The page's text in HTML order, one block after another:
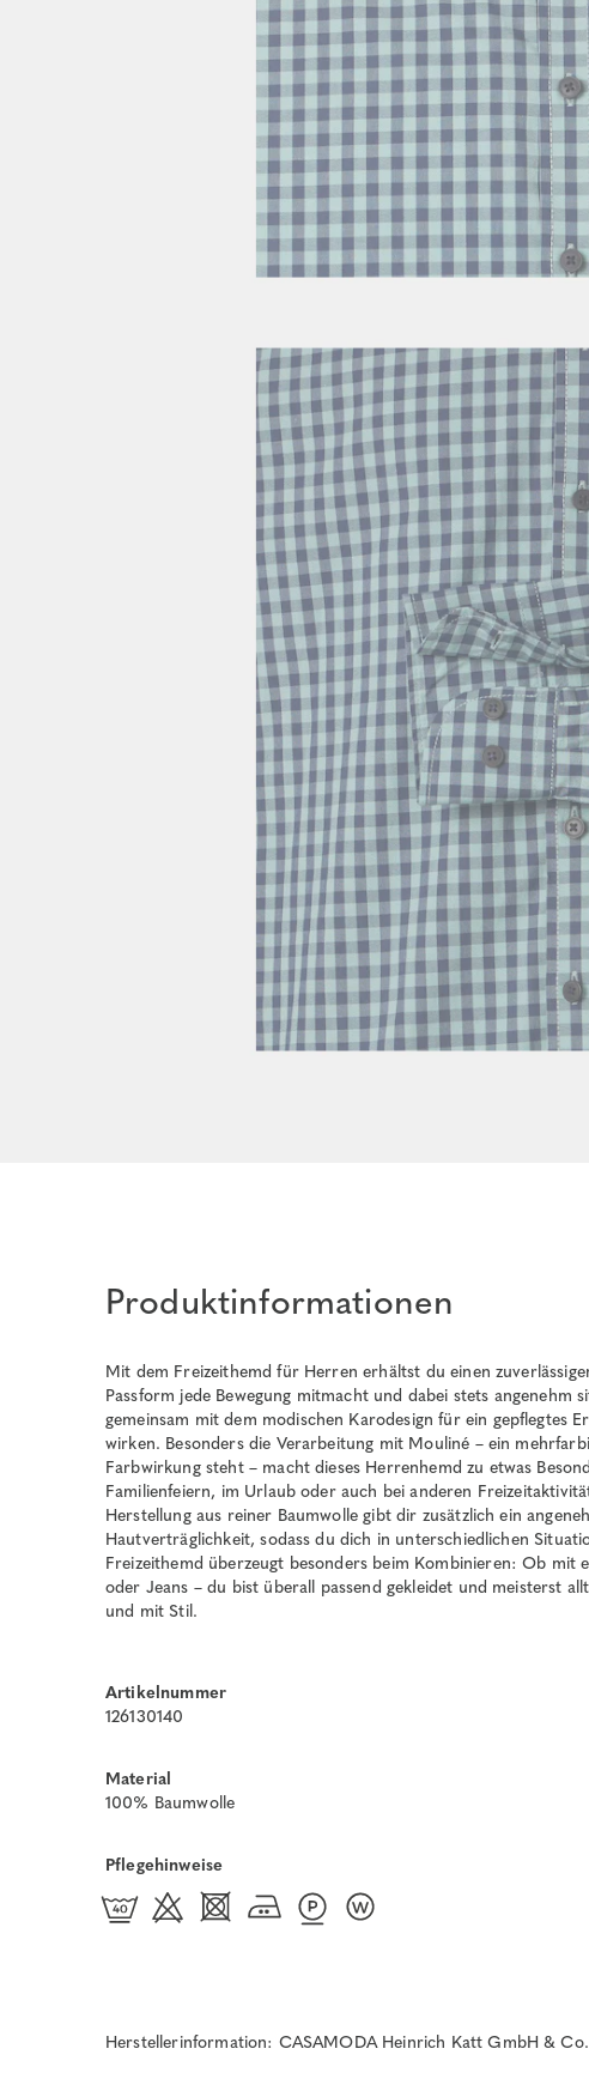
Produktinformationen
Mit dem Freizeithemd für Herren erhältst du einen
Passform jede Bewegung mitmacht und dabei stets angenehm
gemeinsam mit dem modischen Karodesign für ein gepflegtes
wirken. Besonders die Verarbeitung mit Mouliné – ein
Farbwirkung steht – macht dieses Herrenhemd zu etwas
Familienfeiern, im Urlaub oder auch bei anderen
Herstellung aus reiner Baumwolle gibt dir zusätzlich ein
Hautverträglichkeit, sodass du dich in unterschiedlichen
Freizeithemd überzeugt besonders beim Kombinieren: Ob mit
oder Jeans – du bist überall passend gekleidet und meisterst
und mit Stil.
Artikelnummer
126130140
Material
100% Baumwolle
Pflegehinweise
Herstellerinformation: CASAMODA Heinrich Katt GmbH &